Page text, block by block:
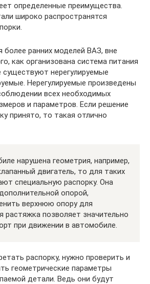
определенные преимущества.
широко распространятся
более ранних моделей ВАЗ, вне
как организована система питания
нерегулируемые
Нерегулируемые произведены
всех необходимых
и параметров. Если решение
принято, то такая отлично
нарушена геометрия, например,
двигатель, то для таких
специальную распорку. Она
опорой,
верхнюю опору для
растяжка позволяет значительно
при движении в автомобиле.
распорку, нужно проверить и
геометрические параметры
детали. Ведь они будут